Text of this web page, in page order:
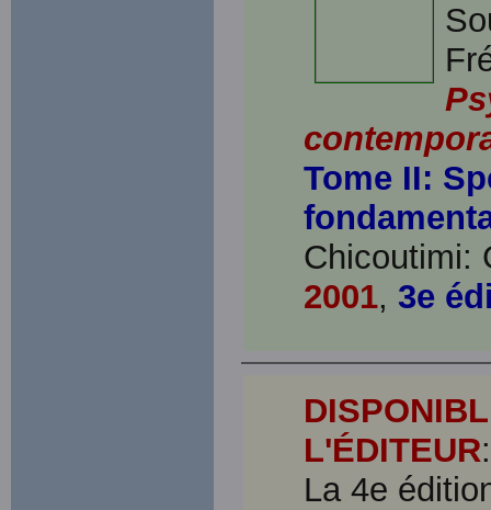
Tome II:
Chicoutimi:
2001, 3e
L'ÉDITEUR:
La 4e